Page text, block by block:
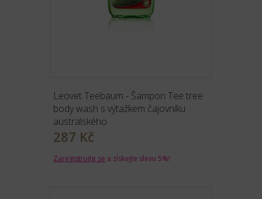
Leovet Teebaum - Šampon Tee tree
body wash s výtažkem čajovníku
australského
287 Kč
Zaregistrujte se a získejte slevu 5%!